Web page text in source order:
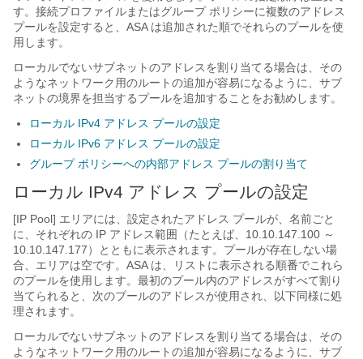
す。接続プロファイルまたはグループ ポリシーに複数のアドレス
プールを設定すると、ASA は追加された順でそれらのプールを使
用します。
ローカルでないサブネットのアドレスを割り当てる場合は、その
ようなネットワーク用のルートの追加が容易になるように、サブ
ネットの境界を担当するプールを追加することをお勧めします。
ローカル IPv4 アドレス プールの設定
ローカル IPv6 アドレス プールの設定
グループ ポリシーへの内部アドレス プールの割り当て
ローカル IPv4 アドレス プールの設定
[IP Pool] エリアには、設定されたアドレス プールが、名前ごと
に、それぞれの IP アドレス範囲（たとえば、10.10.147.100 ～
10.10.147.177）とともに表示されます。プールが存在しない場
合、エリアは空です。ASA は、リストに表示される順番でこれら
のプールを使用します。最初のプール内のアドレスがすべて割り
当てられると、次のプールのアドレスが使用され、以下同様に処
理されます。
ローカルでないサブネットのアドレスを割り当てる場合は、その
ようなネットワーク用のルートの追加が容易になるように、サブ